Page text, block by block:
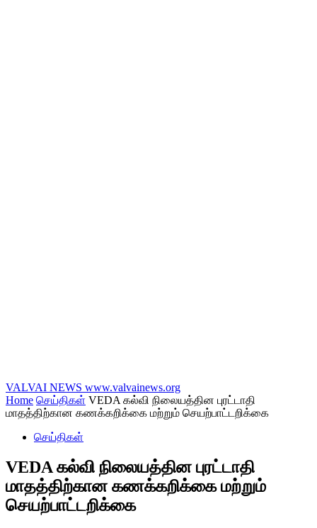
VALVAI NEWS www.valvainews.org
Home செய்திகள் VEDA கல்வி நிலையத்தின புரட்டாதி
மாதத்திற்கான கணக்கறிக்கை மற்றும் செயற்பாட்டறிக்கை
செய்திகள்
VEDA கல்வி நிலையத்தின புரட்டாதி
மாதத்திற்கான கணக்கறிக்கை மற்றும்
செயற்பாட்டறிக்கை